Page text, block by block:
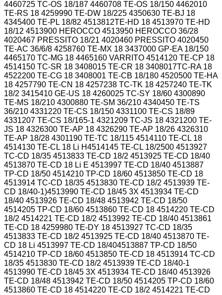
4460725 TC-OS 18/187 4460708 TE-OS 18/150 4462010
TE-RS 18 4259990 TE-DW 18/225 4350630 TE-BJ 18
4345400 TE-PL 18/82 4513812TE-HD 18 4513970 TE-HD
18/12 4513900 HEROCCO 4513950 HEROCCO 36/28
4020467 PRESSITO 18/21 4020460 PRESSITO 4020450
TE-AC 36/6/8 4258760 TE-MX 18 3437000 GP-EA 18/150
4465170 TC-MG 18 4465160 VARRITO 4514120 TE-CP 18
4514150 TC-SR 18 3408015 TE-CR 18 3408017TC-RA 18
4522200 TE-CG 18 3408001 TE-CB 18/180 4520500 TE-HA
18 4257790 TE-CN 18 4257238 TC-TK 18 4257240 TE-TK
18/2 3415410 GE-US 18 4260025 TC-SY 18/60 4300890
TE-MS 18/210 4300880 TE-SM 36/210 4340450 TE-TS
36/210 4331220 TE-CS 18/150 4331100 TE-CS 18/89
4331207 TE-CS 18/165-1 4321209 TC-JS 18 4321200 TE-
JS 18 4326300 TE-AP 18 4326290 TE-AP 18/26 4326310
TE-AP 18/28 4301190 TE-TC 18/115 4514110 TE-CL 18
4514130 TE-CL 18 Li H4514145 TE-CL 18/2500 4513927
TC-CD 18/35 4513833 TE-CD 18/2 4513925 TE-CD 18/40
4513870 TE-CD 18 Li E 4513997 TE-CD 18/40 4513887
TP-CD 18/50 4514210 TP-CD 18/60 4513850 TE-CD 18
4513914 TC-CD 18/35 4513830 TE-CD 18/2 4513939 TE-
CD 18/40-1)4513990 TE-CD 18/45 3X 4513934 TE-CD
18/40 4513926 TE-CD 18/48 4513942 TE-CD 18/50
4514205 TP-CD 18/60 4513860 TE-CD 18 4514220 TE-CD
18/2 4514221 TE-CD 18/2 4513992 TE-CD 18/40 4513861
TE-CD 18 4259980 TE-DY 18 4513927 TC-CD 18/35
4513833 TE-CD 18/2 4513925 TE-CD 18/40 4513870 TE-
CD 18 Li 4513997 TE-CD 18/404513887 TP-CD 18/50
4514210 TP-CD 18/60 4513850 TE-CD 18 4513914 TC-CD
18/35 4513830 TE-CD 18/2 4513939 TE-CD 18/40-1
4513990 TE-CD 18/45 3X 4513934 TE-CD 18/40 4513926
TE-CD 18/48 4513942 TE-CD 18/50 4514205 TP-CD 18/60
4513860 TE-CD 18 4514220 TE-CD 18/2 4514221 TE-CD